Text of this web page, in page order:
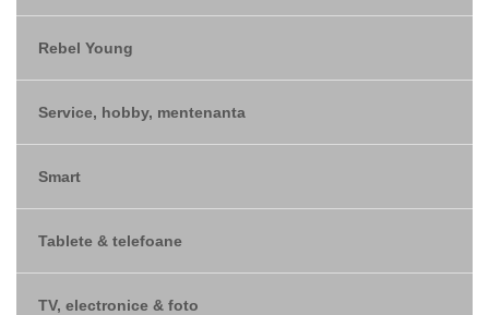
Rebel Young
Service, hobby, mentenanta
Smart
Tablete & telefoane
TV, electronice & foto